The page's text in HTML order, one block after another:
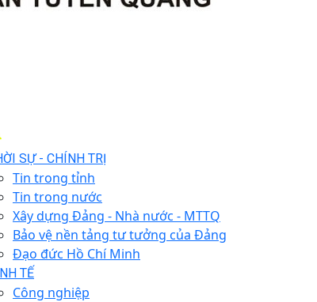
SỰ - CHÍNH TRỊ
Tin trong tỉnh
Tin trong nước
Xây dựng Đảng - Nhà nước - MTTQ
Bảo vệ nền tảng tư tưởng của Đảng
Đạo đức Hồ Chí Minh
TẾ
Công nghiệp